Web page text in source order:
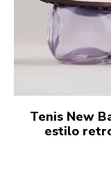
Tenis New
estilo